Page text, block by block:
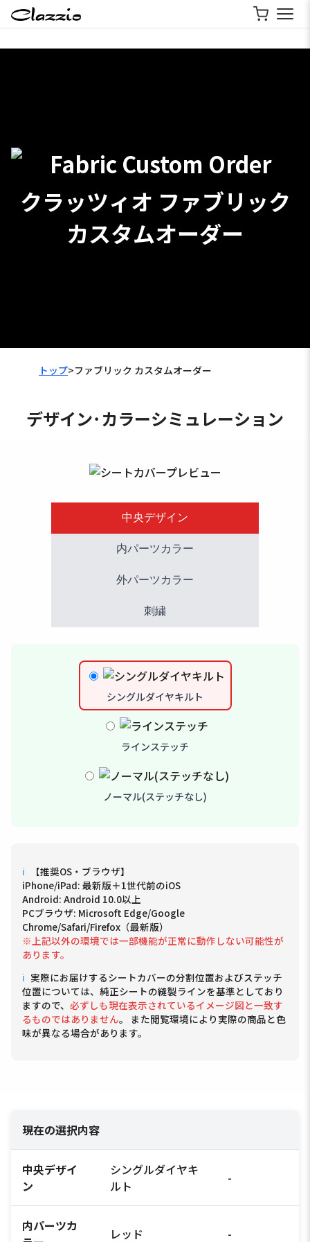
クラッツィオ ファブリック
カスタムオーダー
トップ>ファブリック カスタムオーダー
デザイン･カラーシミュレーション
中央デザイン
内パーツカラー
外パーツカラー
刺繍
シングルダイヤキルト
ラインステッチ
ノーマル(ステッチなし)
ℹ
【推奨OS・ブラウザ】
iPhone/iPad: 最新版＋1世代前のiOS
Android: Android 10.0以上
PCブラウザ: Microsoft Edge/Google
Chrome/Safari/Firefox（最新版）
※上記以外の環境では一部機能が正常に動作しない可能性が
あります。
ℹ 実際にお届けするシートカバーの分割位置およびステッチ
位置については、純正シートの縫製ラインを基準としており
ますので、 必ずしも現在表示されているイメージ図と一致す
るものではありません。 また閲覧環境により実際の商品と色
味が異なる場合があります。
現在の選択内容
中央デザイ
ン
シングルダイヤキ
ルト
-
内パーツカ
レッド -